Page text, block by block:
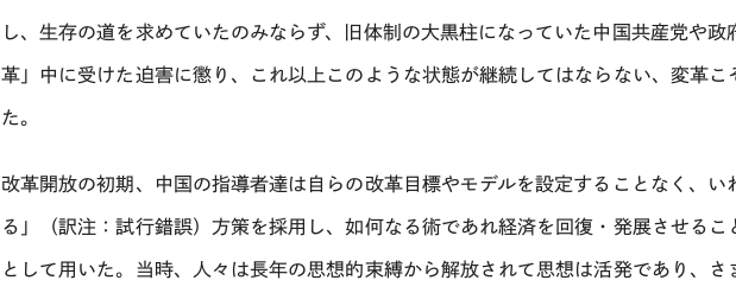
し、生存の道を求めていたのみならず、旧体制の大黒柱になっていた中国共産党や
革」中に受けた迫害に懲り、これ以上このような状態が継続してはならない、変革こ
た。
改革開放の初期、中国の指導者達は自らの改革目標やモデルを設定することなく、い
る」（訳注：試行錯誤）方策を採用し、如何なる術であれ経済を回復・発展させる
として用いた。当時、人々は長年の思想的束縛から解放されて思想は活発であり、さ